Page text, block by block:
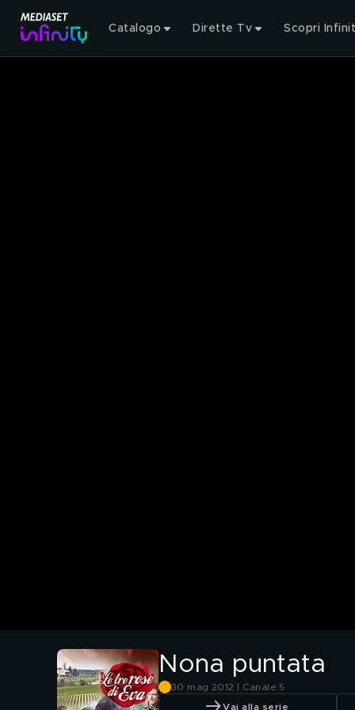
Catalogo Dirette Tv Scopri
Nona puntata
30 mag 2012 | Canale 5
Vai alla serie